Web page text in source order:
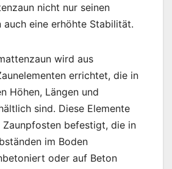
nicht nur seinen
auch eine erhöhte Stabilität.
wird aus
errichtet, die in
Höhen, Längen und
sind. Diese Elemente
Zaunpfosten befestigt, die in
im Boden
oder auf Beton